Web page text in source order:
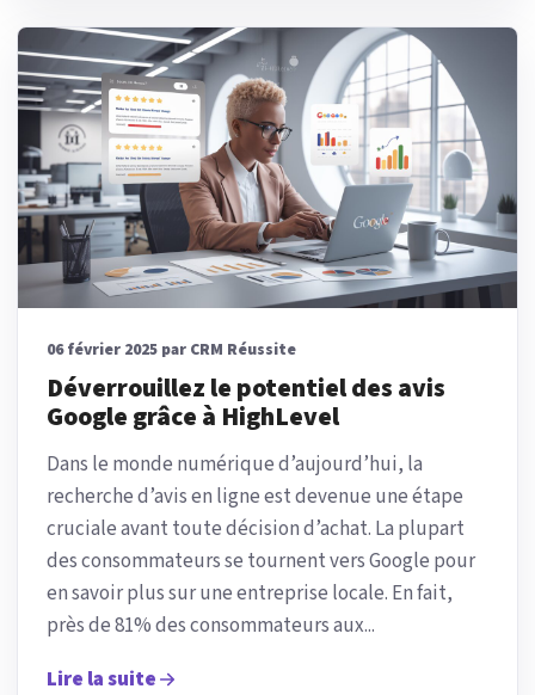
06 février 2025 par CRM Réussite
Déverrouillez le potentiel des avis
Google grâce à HighLevel
Dans le monde numérique d’aujourd’hui, la
recherche d’avis en ligne est devenue une étape
cruciale avant toute décision d’achat. La plupart
des consommateurs se tournent vers Google pour
en savoir plus sur une entreprise locale. En fait,
près de 81% des consommateurs aux...
Lire la suite